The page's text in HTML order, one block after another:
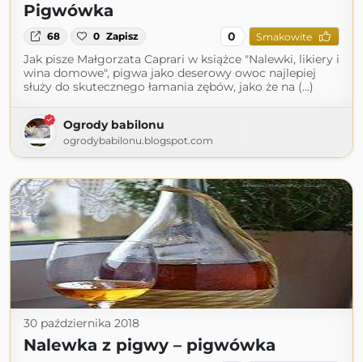
Pigwówka
68 0 Zapisz 0 Smakowite
Jak pisze Małgorzata Caprari w książce "Nalewki, likiery i
wina domowe", pigwa jako deserowy owoc najlepiej
służy do skutecznego łamania zębów, jako że na (...)
Ogrody babilonu
ogrodybabilonu.blogspot.com
30 października 2018
Nalewka z pigwy – pigwówka